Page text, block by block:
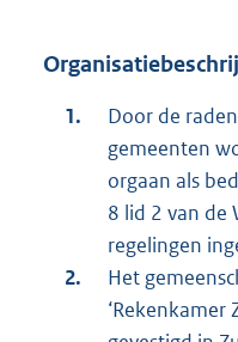
Door de
gemeenten
orgaan als
8 lid 2 van de
regelingen
Het
‘Rekenkamer